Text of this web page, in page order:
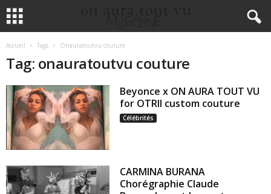
Accueil Tags Onauratoutvu couture
Tag: onauratoutvu couture
Beyonce x ON AURA TOUT VU
for OTRII custom couture
Célébrités
CARMINA BURANA
Chorégraphie Claude